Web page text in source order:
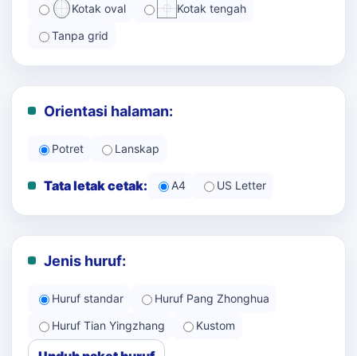
Kotak oval Kotak tengah
Tanpa grid
Orientasi halaman:
Potret Lanskap
Tata letak cetak: A4 US Letter
Jenis huruf:
Huruf standar
Huruf Pang Zhonghua
Huruf Tian Yingzhang
Kustom